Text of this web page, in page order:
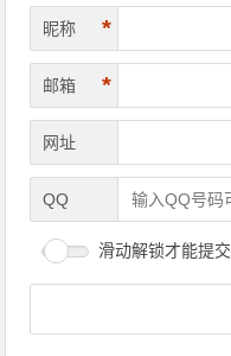
昵称 *
邮箱 *
网址
QQ
滑动解锁才能提交